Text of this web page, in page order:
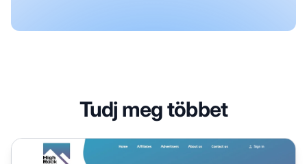
Tudj meg többet
High Rock Ads Partnerprogram